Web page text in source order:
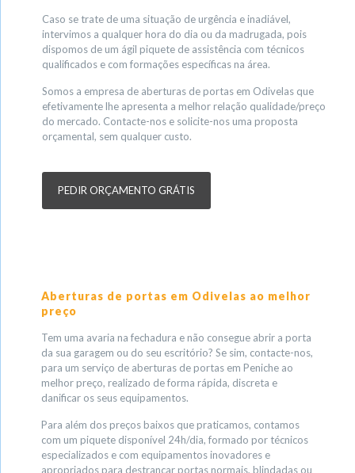
Caso se trate de uma situação de urgência e inadiável,
intervimos a qualquer hora do dia ou da madrugada, pois
dispomos de um ágil piquete de assistência com técnicos
qualificados e com formações específicas na área.
Somos a empresa de aberturas de portas em Odivelas que
efetivamente lhe apresenta a melhor relação qualidade/preço
do mercado. Contacte-nos e solicite-nos uma proposta
orçamental, sem qualquer custo.
PEDIR ORÇAMENTO GRÁTIS
Aberturas de portas em Odivelas ao melhor
preço
Tem uma avaria na fechadura e não consegue abrir a porta
da sua garagem ou do seu escritório? Se sim, contacte-nos,
para um serviço de aberturas de portas em Peniche ao
melhor preço, realizado de forma rápida, discreta e
danificar os seus equipamentos.
Para além dos preços baixos que praticamos, contamos
com um piquete disponível 24h/dia, formado por técnicos
especializados e com equipamentos inovadores e
apropriados para destrancar portas normais, blindadas ou